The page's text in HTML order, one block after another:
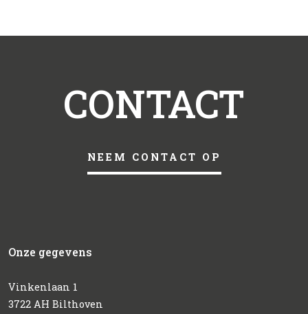
CONTACT
NEEM CONTACT OP
Onze gegevens
Vinkenlaan 1
3722 AH Bilthoven